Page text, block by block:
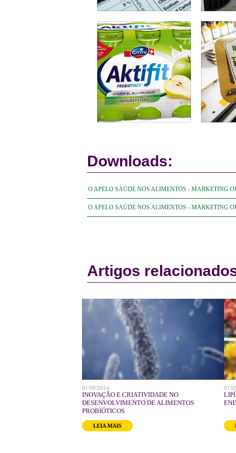
Downloads:
O APELO SAÚDE NOS ALIMENTOS - MARKETING
O APELO SAÚDE NOS ALIMENTOS - MARKETING
Artigos
01/09/2014
INOVAÇÃO E CRIATIVIDADE NO
DESENVOLVIMENTO DE ALIMENTOS
PROBIÓTICOS
LEIA MAIS
01/